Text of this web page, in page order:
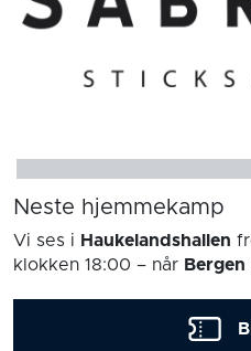
Neste hjemmekamp
Vi ses i Haukelandshallen
klokken 18:00 – når Bergen